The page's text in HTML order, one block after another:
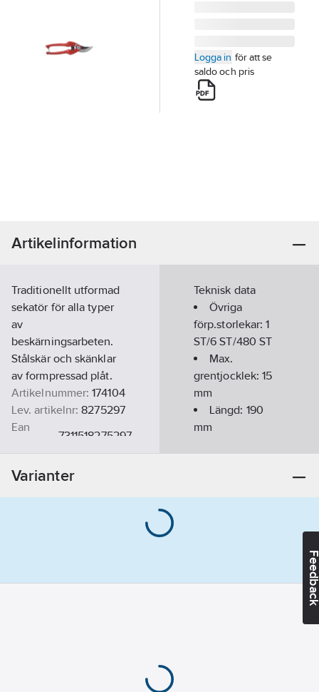
Logga in för att se
saldo och pris
Artikelinformation
Traditionellt utformad
sekatör för alla typer
av
beskärningsarbeten.
Stålskär och skänklar
av formpressad plåt.
Artikelnummer: 174104
Lev. artikelnr: 8275297
Ean
7311518275297
Teknisk data
Övriga
förp.storlekar:1
ST/6 ST/480 ST
Max.
grentjocklek:15
mm
Längd: 190
mm
Varianter